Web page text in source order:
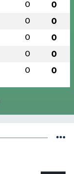
0 0
0 0
0 0
0 0
0 0